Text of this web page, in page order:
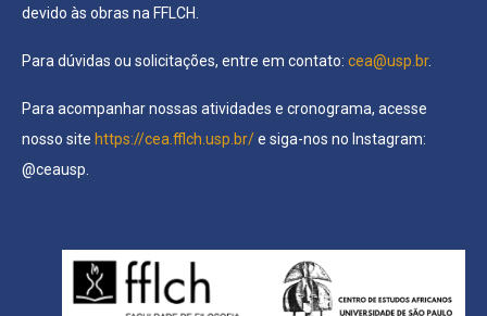
devido às obras na FFLCH.
Para dúvidas ou solicitações, entre em contato: cea@usp.br.
Para acompanhar nossas atividades e cronograma, acesse
nosso site https://cea.fflch.usp.br/e siga-nos no Instagram:
@ceausp.